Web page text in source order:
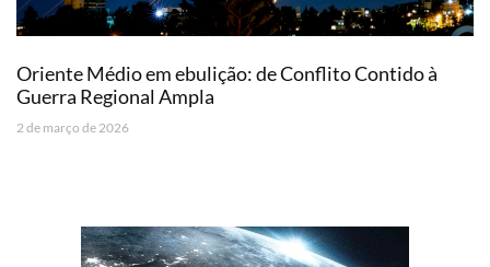
Oriente Médio em ebulição: de Conflito Contido à
Guerra Regional Ampla
2 de março de 2026